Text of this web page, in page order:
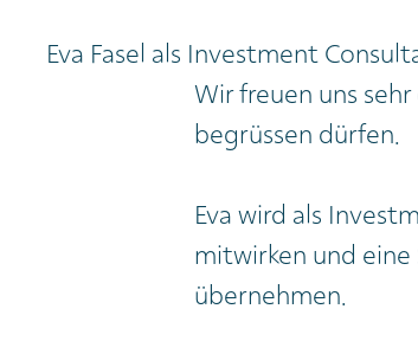
Eva Fasel als Investment
Wir freuen uns
begrüssen dürfen.
Eva wird als
mitwirken und eine
übernehmen.